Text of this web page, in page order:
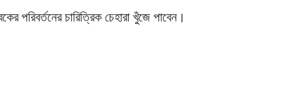
পরিবর্তনের চারিত্রিক চেহারা খুঁজে পাবেন।